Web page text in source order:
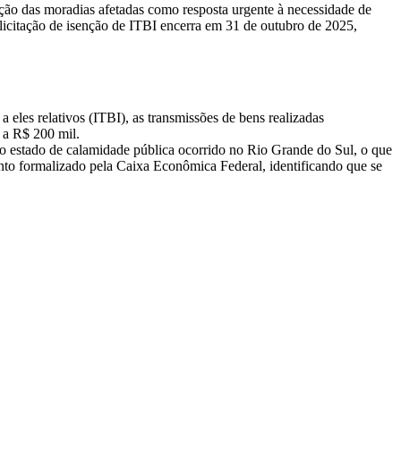
das moradias afetadas como resposta urgente à necessidade de
de isenção de ITBI encerra em 31 de outubro de 2025,
eles relativos (ITBI), as transmissões de bens realizadas
R$ 200 mil.
estado de calamidade pública ocorrido no Rio Grande do Sul, o que
formalizado pela Caixa Econômica Federal, identificando que se